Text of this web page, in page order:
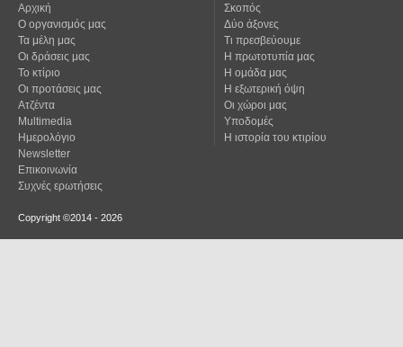
Αρχική
Ο οργανισμός μας
Τα μέλη μας
Οι δράσεις μας
Το κτίριο
Οι προτάσεις μας
Ατζέντα
Multimedia
Ημερολόγιο
Newsletter
Επικοινωνία
Συχνές ερωτήσεις
Σκοπός
Δύο άξονες
Τι πρεσβεύουμε
Η πρωτοτυπία μας
Η ομάδα μας
Η εξωτερική όψη
Οι χώροι μας
Υποδομές
Η ιστορία του κτιρίου
Copyright ©2014 - 2026